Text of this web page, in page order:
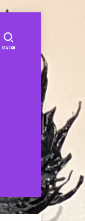
SEARCH